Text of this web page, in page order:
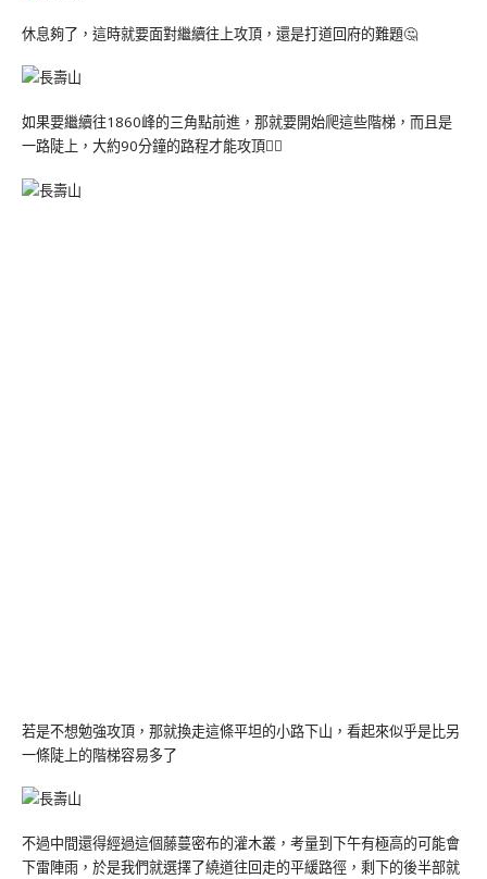
休息夠了，這時就要面對繼續往上攻頂，還是打道回府的難題🤔
如果要繼續往1860峰的三角點前進，那就要開始爬這些階梯，而且是
一路陡上，大約90分鐘的路程才能攻頂🧗‍♀️
若是不想勉強攻頂，那就換走這條平坦的小路下山，看起來似乎是比另
一條陡上的階梯容易多了
不過中間還得經過這個藤蔓密布的灌木叢，考量到下午有極高的可能會
下雷陣雨，於是我們就選擇了繞道往回走的平緩路徑，剩下的後半部就